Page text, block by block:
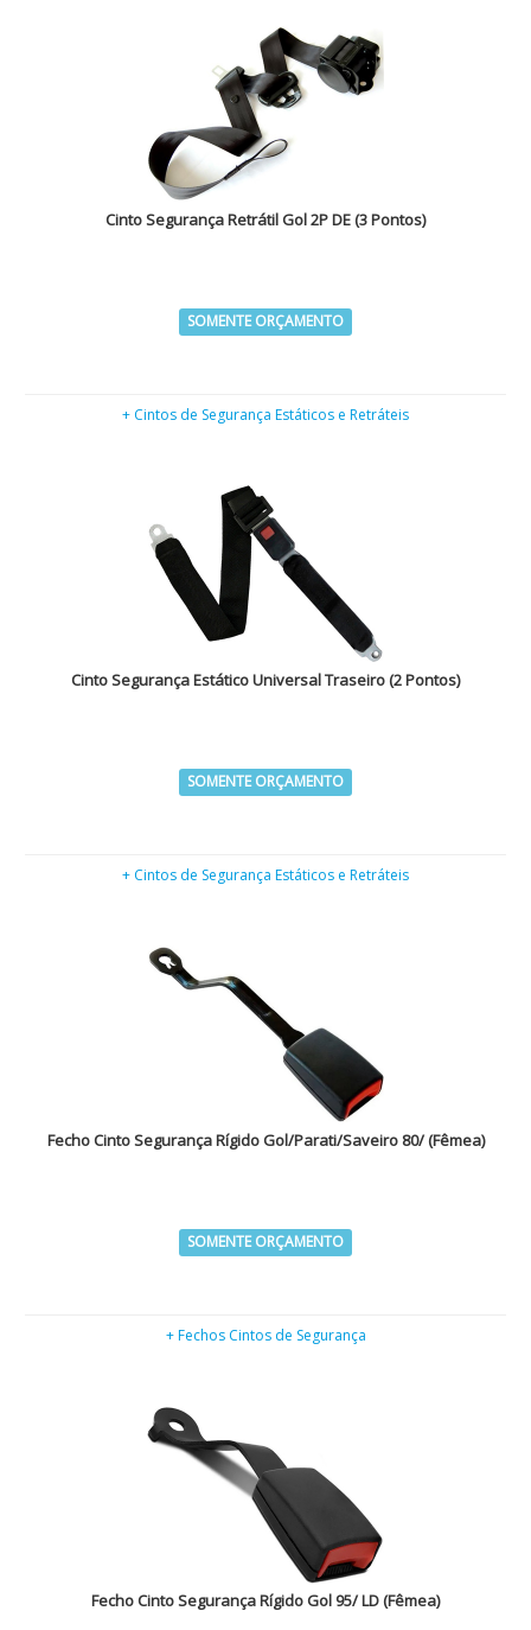
Cinto Segurança Retrátil Gol 2P DE (3 Pontos)
SOMENTE ORÇAMENTO
+ Cintos de Segurança Estáticos e Retráteis
Cinto Segurança Estático Universal Traseiro (2 Pontos)
SOMENTE ORÇAMENTO
+ Cintos de Segurança Estáticos e Retráteis
Fecho Cinto Segurança Rígido Gol/Parati/Saveiro 80/ (Fêmea)
SOMENTE ORÇAMENTO
+ Fechos Cintos de Segurança
Fecho Cinto Segurança Rígido Gol 95/ LD (Fêmea)